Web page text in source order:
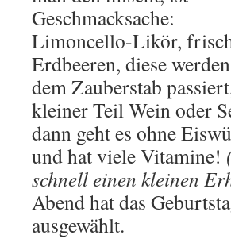
Geschmacksache:
Limoncello-Likör,
Erdbeeren, diese
dem Zauberstab
kleiner Teil Wein oder
dann geht es ohne
und hat viele Vitamine!
schnell einen kleinen
Abend hat das
ausgewählt.